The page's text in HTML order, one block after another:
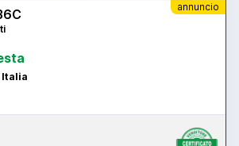
annuncio
Italia